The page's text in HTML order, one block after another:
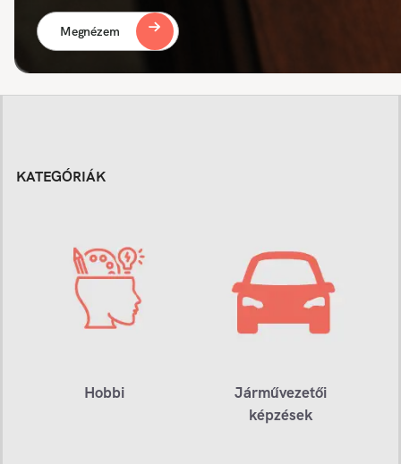
Megnézem
KATEGÓRIÁK
Hobbi
Járművezetői
képzések